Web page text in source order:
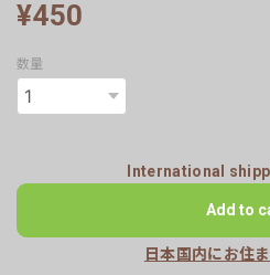
¥450
数量
International
Add to
日本国内にお住